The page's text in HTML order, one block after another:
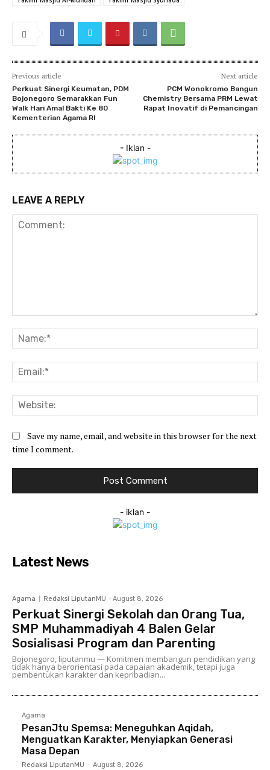
Previous article
Perkuat Sinergi Keumatan, PDM
Bojonegoro Semarakkan Fun
Walk Hari Amal Bakti Ke 80
Kementerian Agama RI
Next article
PCM Wonokromo Bangun
Chemistry Bersama PRM Lewat
Rapat Inovatif di Pemancingan
- Iklan -
LEAVE A REPLY
Save my name, email, and website in this browser for the next
time I comment.
- iklan -
Latest News
Agama Redaksi LiputanMU - August 8, 2026
Perkuat Sinergi Sekolah dan Orang Tua,
SMP Muhammadiyah 4 Balen Gelar
Sosialisasi Program dan Parenting
Bojonegoro, liputanmu — Komitmen membangun pendidikan yang
tidak hanya berorientasi pada capaian akademik, tetapi juga
pembentukan karakter dan kepribadian...
Agama
PesanJtu Spemsa: Meneguhkan Aqidah,
Menguatkan Karakter, Menyiapkan Generasi
Masa Depan
Redaksi LiputanMU - August 8, 2026